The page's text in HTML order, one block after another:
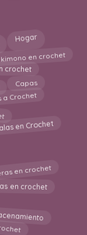
Hogar
kimono en crochet
crochet
Capas
a Crochet
en Crochet
en crochet
en crochet